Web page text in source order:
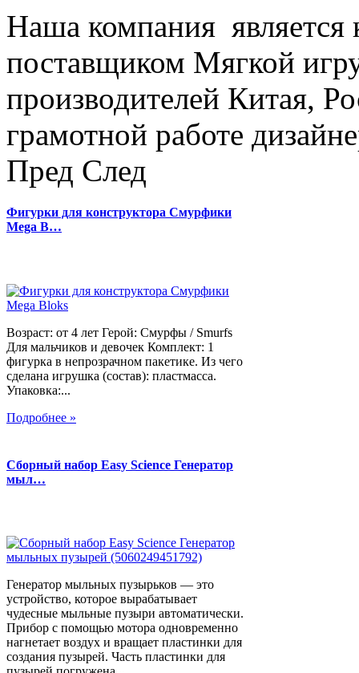
Наша компания
поставщиком Мягкой
производителей Китая,
грамотной работе
Пред След
Фигурки для конструктора Смурфики
Mega B…
Возраст: от 4 лет Герой: Смурфы / Smurfs
Для мальчиков и девочек Комплект: 1
фигурка в непрозрачном пакетике. Из чего
сделана игрушка (состав): пластмасса.
Упаковка:...
Подробнее »
Сборный набор Easy Science Генератор
мыл…
Генератор мыльных пузырьков — это
устройство, которое вырабатывает
чудесные мыльные пузыри автоматически.
Прибор с помощью мотора одновременно
нагнетает воздух и вращает пластинки для
создания пузырей. Часть пластинки для